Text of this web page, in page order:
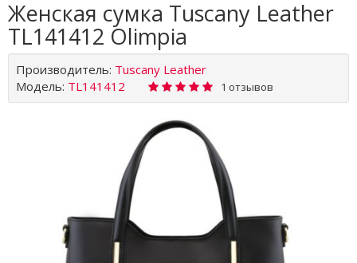
Женская сумка Tuscany Leather
TL141412 Olimpia
Производитель: Tuscany Leather
Модель: TL141412 1 отзывов